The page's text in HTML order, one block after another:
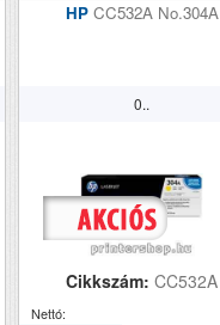
HP CC532A No.304A
0..
Cikkszám:CC532A
Nettó: